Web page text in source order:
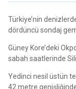
Türkiye’nin
dördüncü sondaj
Güney Kore’deki
sabah saatlerinde
Yedinci nesil üstün
42 metre